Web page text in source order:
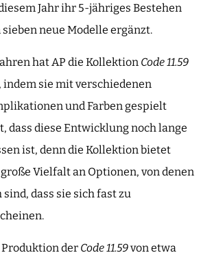
Jahr ihr 5-jähriges Bestehen
neue Modelle ergänzt.
hat AP die Kollektion Code 11.59
sie mit verschiedenen
und Farben gespielt
dass diese Entwicklung noch lange
ist, denn die Kollektion bietet
Vielfalt an Optionen, von denen
dass sie sich fast zu
der Code 11.59von etwa